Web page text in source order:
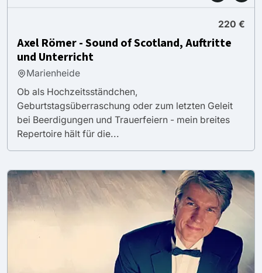
220 €
Axel Römer - Sound of Scotland, Auftritte
und Unterricht
Marienheide
Ob als Hochzeitsständchen,
Geburtstagsüberraschung oder zum letzten Geleit
bei Beerdigungen und Trauerfeiern - mein breites
Repertoire hält für die...